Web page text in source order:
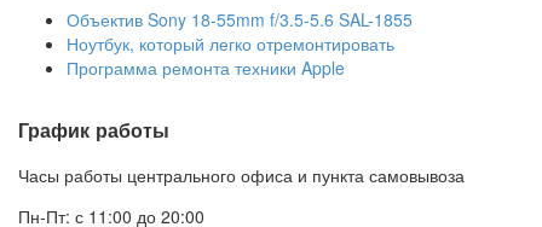
Объектив Sony 18-55mm f/3.5-5.6 SAL-1855
Ноутбук, который легко отремонтировать
Программа ремонта техники Apple
График работы
Часы работы центрального офиса и пункта самовывоза
Пн-Пт: с 11:00 до 20:00